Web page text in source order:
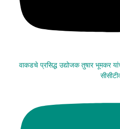
वाकडचे प्रसिद्ध उद्योजक तुषार भूमकर